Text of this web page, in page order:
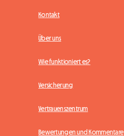
Kontakt
Über uns
Wie funktioniert es?
Versicherung
Vertrauenszentrum
Bewertungen und Kommentare